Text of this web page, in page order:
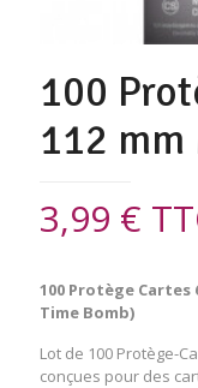
100
112 mm
3,99 €
100 Protège Cartes
Time Bomb)
Lot de 100 Protège-
conçues pour des